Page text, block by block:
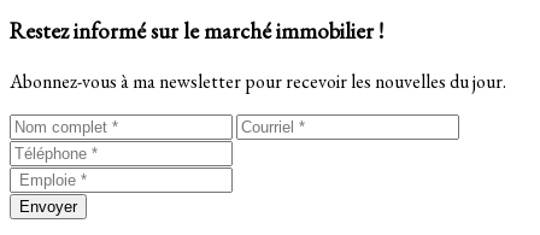
Restez informé sur le marché immobilier !
Abonnez-vous à ma newsletter pour recevoir les nouvelles du jour.
Envoyer